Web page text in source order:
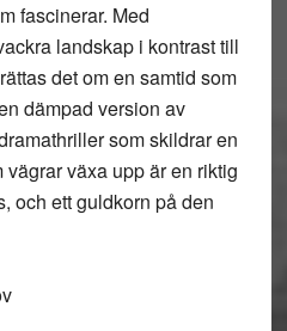
fascinerar. Med
landskap i kontrast till
det om en samtid som
dämpad version av
som skildrar en
växa upp är en riktig
och ett guldkorn på den